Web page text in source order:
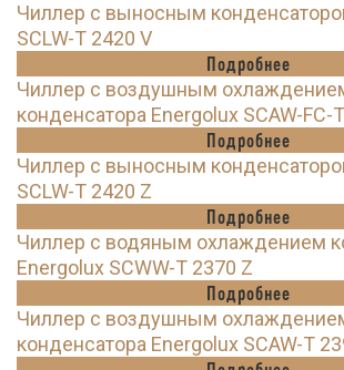
Чиллер с выносным
SCLW-T 2420 V
Подробнее
Чиллер с воздушным
конденсатора Energolux SCAW-FC-
Подробнее
Чиллер с выносным
SCLW-T 2420 Z
Подробнее
Чиллер с водяным охлаждением
Energolux SCWW-T 2370 Z
Подробнее
Чиллер с воздушным
конденсатора Energolux SCAW-T